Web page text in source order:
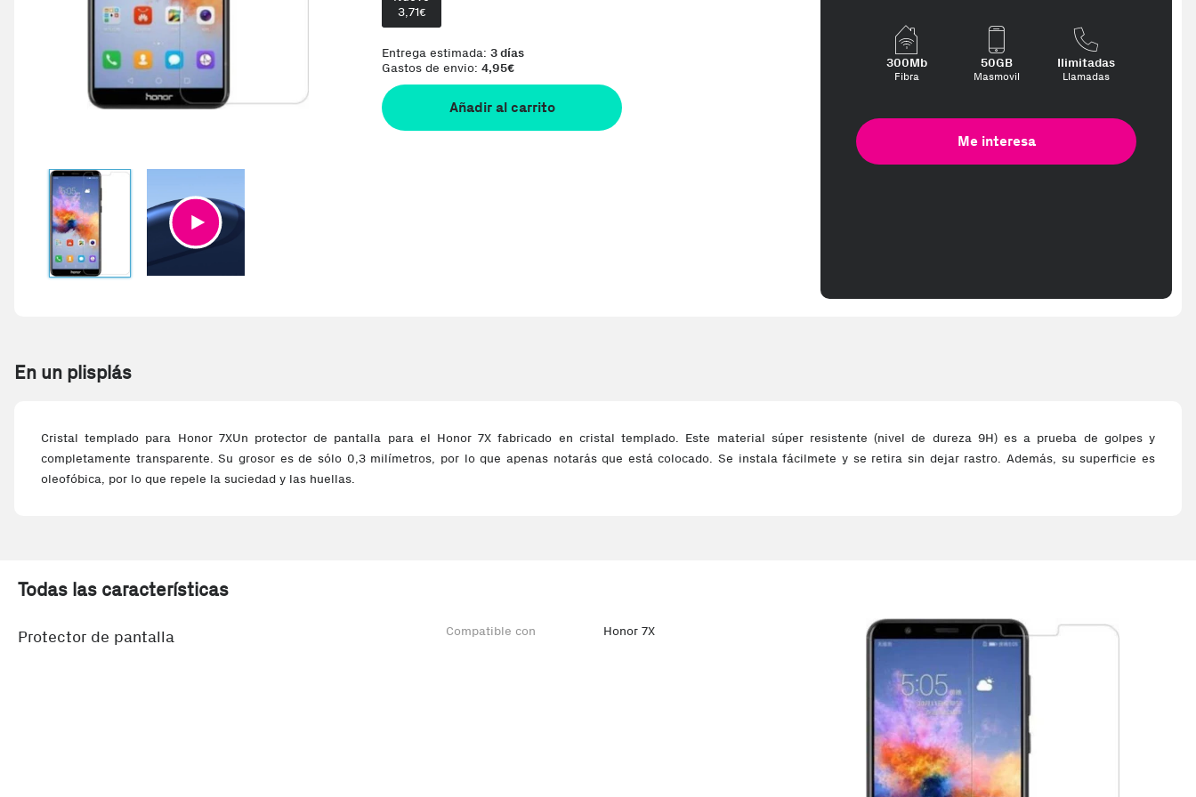
3,71€
Entrega estimada: 3 días
Gastos de envio: 4,95€
Añadir al carrito
300Mb
Fibra
50GB
Masmovil
Ilimitadas
Llamadas
Me interesa
En un plisplás
Cristal templado para Honor 7XUn protector de pantalla para el Honor 7X fabricado en cristal templado. Este material súper resistente (nivel de dureza 9H) es a prueba de golpes y
completamente transparente. Su grosor es de sólo 0,3 milímetros, por lo que apenas notarás que está colocado. Se instala fácilmete y se retira sin dejar rastro. Además, su superficie es
oleofóbica, por lo que repele la suciedad y las huellas.
Todas las características
Protector de pantalla Compatible con Honor 7X